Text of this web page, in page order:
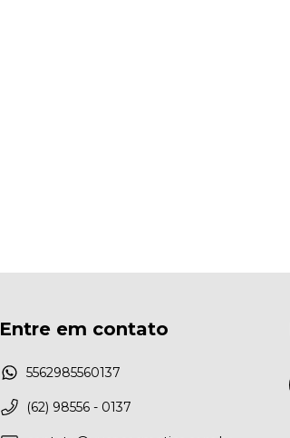
Entre em contato
5562985560137
(62) 98556 - 0137